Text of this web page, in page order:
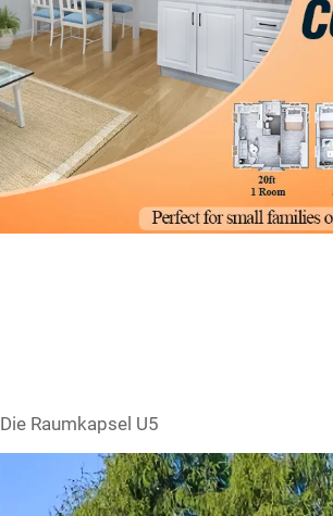
Die Raumkapsel U5